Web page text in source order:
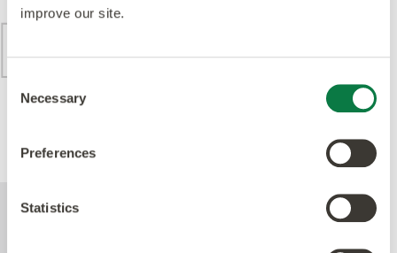
improve our site.
Consent
Selection
Necessary
Preferences
Statistics
Brick
För mer teknisk information om denna